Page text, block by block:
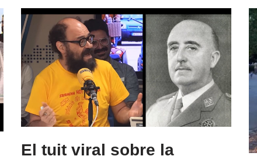
El tuit viral sobre la